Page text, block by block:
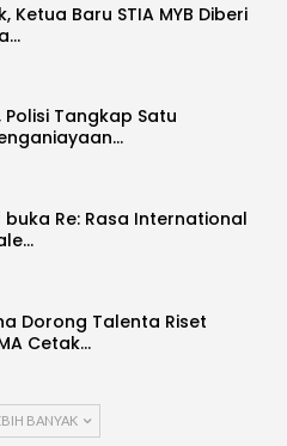
Ketua Baru STIA MYB Diberi
Polisi Tangkap Satu
buka Re: Rasa International
Dorong Talenta Riset
Cetak…
BANYAK